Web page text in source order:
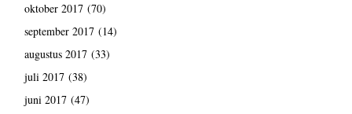
oktober 2017(70)
september 2017(14)
augustus 2017(33)
juli 2017(38)
juni 2017(47)